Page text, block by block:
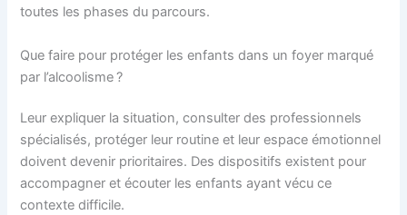
toutes les phases du parcours.
Que faire pour protéger les enfants dans un foyer marqué
par l’alcoolisme ?
Leur expliquer la situation, consulter des professionnels
spécialisés, protéger leur routine et leur espace émotionnel
doivent devenir prioritaires. Des dispositifs existent pour
accompagner et écouter les enfants ayant vécu ce
contexte difficile.